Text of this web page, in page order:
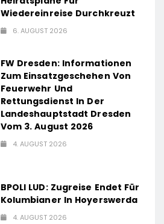
Wiedereinreise Durchkreuzt
6. AUGUST 2026
FW Dresden: Informationen
Zum Einsatzgeschehen Von
Feuerwehr Und
Rettungsdienst In Der
Landeshauptstadt Dresden
Vom 3. August 2026
4. AUGUST 2026
BPOLI LUD: Zugreise Endet Für
Kolumbianer In Hoyerswerda
4. AUGUST 2026